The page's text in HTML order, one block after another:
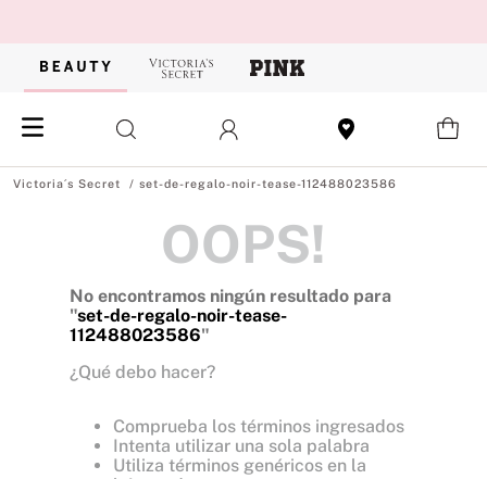
set-de-regalo-noir-tease-112488023586
OOPS!
No encontramos ningún resultado para
"set-de-regalo-noir-tease-
112488023586"
¿Qué debo hacer?
Comprueba los términos ingresados
Intenta utilizar una sola palabra
Utiliza términos genéricos en la